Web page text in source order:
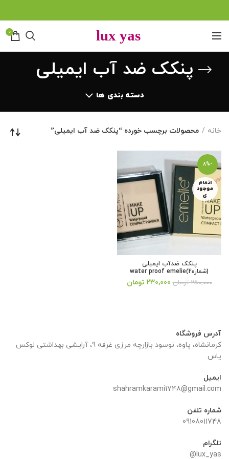
0
پنکک ضد آب ایمیلی
دسته بندی ها
خانه محصولات برچسب خورده “پنکک ضد آب ایمیلی”
-8%
اتمام
موجود
ی
پنکک ضدآب ایمیلی
(شماره2)water proof emelie
۲۵۰,۰۰۰ تومان قیمت
۲۳۰,۰۰۰ تومان
آدرس فروشگاه
کرمانشاه، پاوه، نوسود بازارچه مرزی غرفه 9، آرایشی بهداشتی لوکس
یاس
ایمیل
shahramkarami1748@gmail.com
شماره تلفن
09108011748
تلگرام
lux_yas@